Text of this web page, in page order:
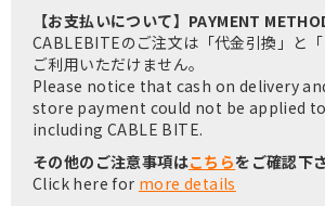
【お支払いについて】PAYMENT
CABLEBITEのご注文は「代金引換」と
ご利用いただけません。
Please notice that cash on delivery
store payment could not be applied
including CABLE BITE.
その他のご注意事項はこちらをご確認下
Click here for more details